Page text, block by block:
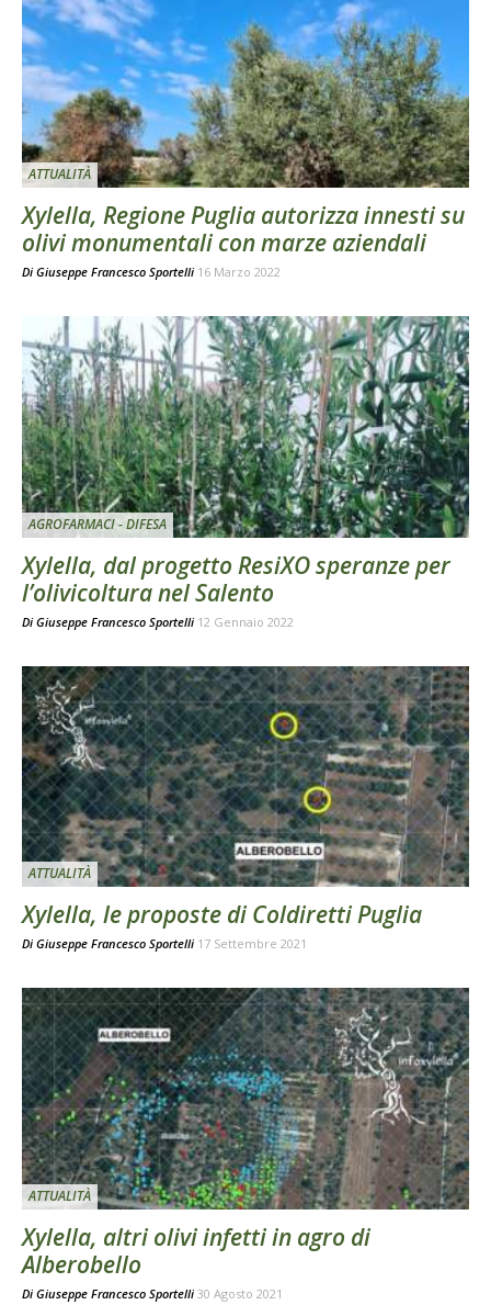
ATTUALITÀ
Xylella, Regione Puglia autorizza innesti su
olivi monumentali con marze aziendali
Di Giuseppe Francesco Sportelli 16 Marzo 2022
AGROFARMACI - DIFESA
Xylella, dal progetto ResiXO speranze per
l’olivicoltura nel Salento
Di Giuseppe Francesco Sportelli 12 Gennaio 2022
ATTUALITÀ
Xylella, le proposte di Coldiretti Puglia
Di Giuseppe Francesco Sportelli 17 Settembre 2021
ATTUALITÀ
Xylella, altri olivi infetti in agro di
Alberobello
Di Giuseppe Francesco Sportelli 30 Agosto 2021